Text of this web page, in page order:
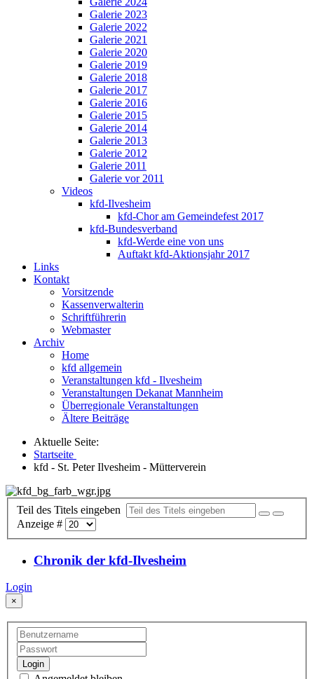
Galerie 2023
Galerie 2022
Galerie 2021
Galerie 2020
Galerie 2019
Galerie 2018
Galerie 2017
Galerie 2016
Galerie 2015
Galerie 2014
Galerie 2013
Galerie 2012
Galerie 2011
Galerie vor 2011
Videos
kfd-Ilvesheim
kfd-Chor am Gemeindefest 2017
kfd-Bundesverband
kfd-Werde eine von uns
Auftakt kfd-Aktionsjahr 2017
Links
Kontakt
Vorsitzende
Kassenverwalterin
Schriftführerin
Webmaster
Archiv
Home
kfd allgemein
Veranstaltungen kfd - Ilvesheim
Veranstaltungen Dekanat Mannheim
Überregionale Veranstaltungen
Ältere Beiträge
Aktuelle Seite:
Startseite
kfd - St. Peter Ilvesheim - Mütterverein
Teil des Titels eingeben
Anzeige #
Chronik der kfd-Ilvesheim
Login
×
Login